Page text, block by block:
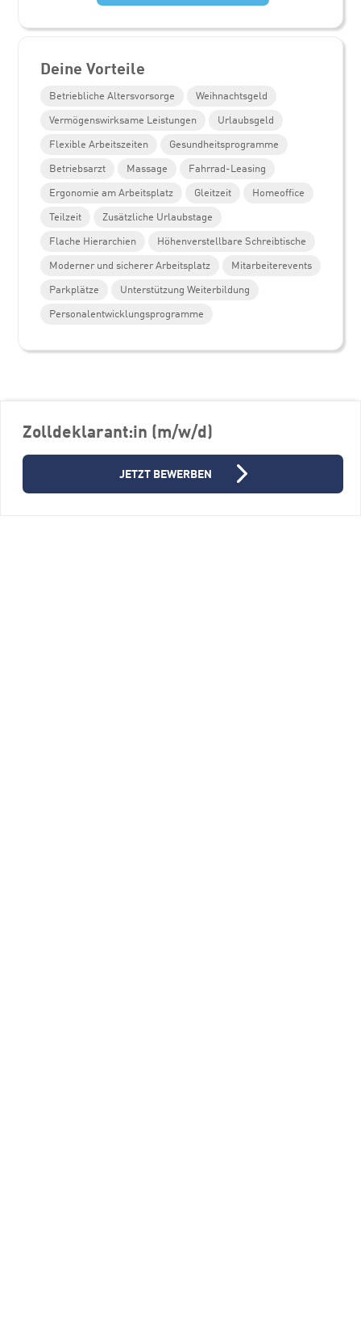
Zolldeklarant:in (m/w/d)
JETZT BEWERBEN
Deine Vorteile
Betriebliche Altersvorsorge
Weihnachtsgeld
Vermögenswirksame Leistungen
Urlaubsgeld
Flexible Arbeitszeiten
Gesundheitsprogramme
Betriebsarzt
Massage
Fahrrad-Leasing
Ergonomie am Arbeitsplatz
Gleitzeit
Homeoffice
Teilzeit
Zusätzliche Urlaubstage
Flache Hierarchien
Höhenverstellbare Schreibtische
Moderner und sicherer Arbeitsplatz
Mitarbeiterevents
Parkplätze
Unterstützung Weiterbildung
Personalentwicklungsprogramme